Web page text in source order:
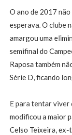
O ano de 2017
esperava. O clube
amargou uma
semifinal do
Raposa também
Série D, ficando
E para tentar viver
modificou a maior
Celso Teixeira, ex-